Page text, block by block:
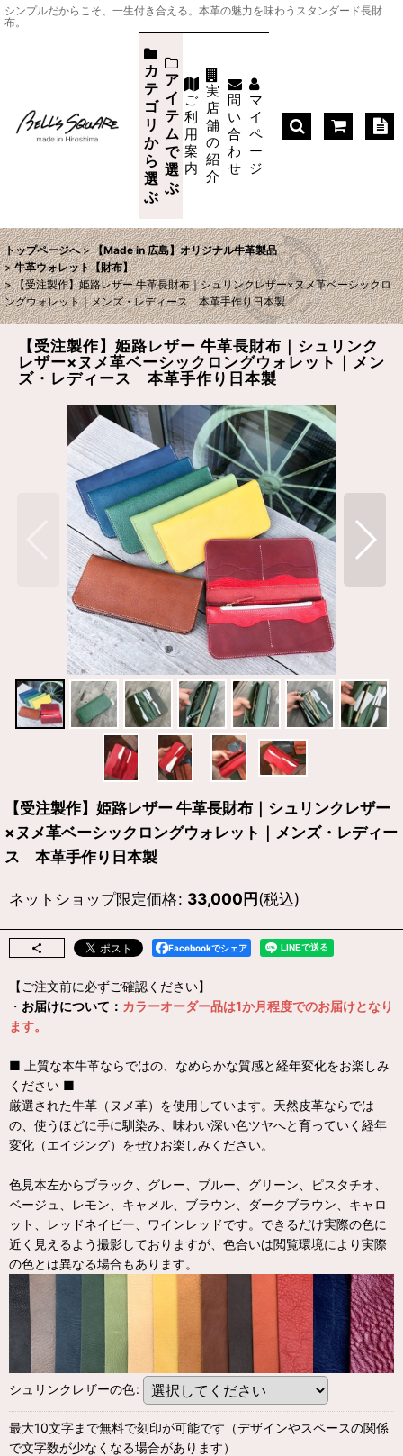
シンプルだからこそ、一生付き合える。本革の魅力を味わうスタンダード長財
布。
カ
テ
ゴ
リ
か
ら
選
ぶ
ア
イ
テ
ム
で
選
ぶ
ご
利
用
案
内
実
店
舗
の
紹
介
問
い
合
わ
せ
マ
イ
ペ
ー
ジ
トップページへ > 【Made in 広島】オリジナル牛革製品
> 牛革ウォレット【財布】
> 【受注製作】姫路レザー 牛革長財布｜シュリンクレザー×ヌメ革ベーシックロ
ングウォレット｜メンズ・レディース 本革手作り日本製
【受注製作】姫路レザー 牛革長財布｜シュリンク
レザー×ヌメ革ベーシックロングウォレット｜メン
ズ・レディース 本革手作り日本製
【受注製作】姫路レザー 牛革長財布｜シュリンクレザー
×ヌメ革ベーシックロングウォレット｜メンズ・レディー
ス 本革手作り日本製
ネットショップ限定価格: 33,000円(税込)
Facebookでシェア
【ご注文前に必ずご確認ください】
・ お届けについて： カラーオーダー品は1か月程度でのお届けとなり
ます。
■ 上質な本牛革ならではの、なめらかな質感と経年変化をお楽しみ
ください ■
厳選された牛革（ヌメ革）を使用しています。天然皮革ならでは
の、使うほどに手に馴染み、味わい深い色ツヤへと育っていく経年
変化（エイジング）をぜひお楽しみください。
色見本左からブラック、グレー、ブルー、グリーン、ピスタチオ、
ベージュ、レモン、キャメル、ブラウン、ダークブラウン、キャロ
ット、レッドネイビー、ワインレッドです。できるだけ実際の色に
近く見えるよう撮影しておりますが、色合いは閲覧環境により実際
の色とは異なる場合もあります。
シュリンクレザーの色:
最大10文字まで無料で刻印が可能です（デザインやスペースの関係
で文字数が少なくなる場合があります）